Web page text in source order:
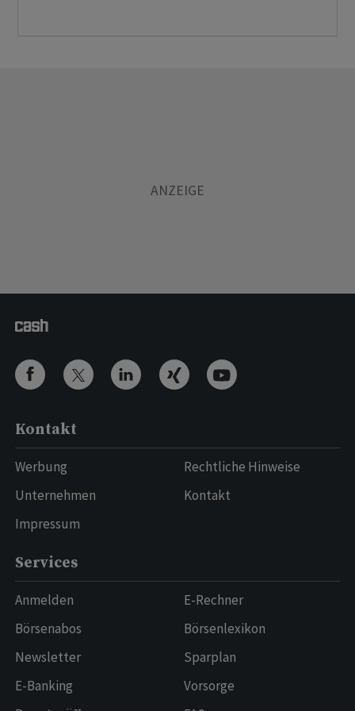
Kontakt
Werbung
Unternehmen
Impressum
Rechtliche Hinweise
Kontakt
Services
Anmelden
Börsenabos
Newsletter
E-Banking
E-Rechner
Börsenlexikon
Sparplan
Vorsorge